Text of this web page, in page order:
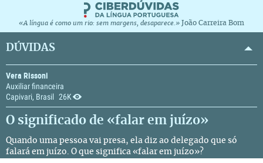
«A língua é como um rio: sem margens, desaparece.» João Carreira Bom
DÚVIDAS
Vera Rissoni
Auxiliar financeira
Capivari, Brasil 26K
O significado de «falar em juízo»
Quando uma pessoa vai presa, ela diz ao delegado que só
falará em juízo. O que significa «falar em juízo»?